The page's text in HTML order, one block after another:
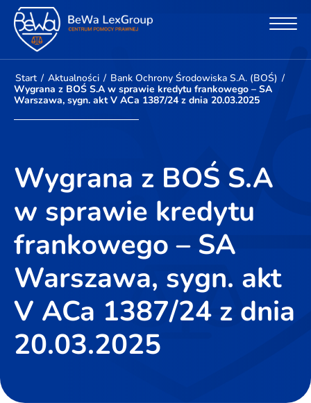
Start / Aktualności / Bank Ochrony Środowiska S.A. (BOŚ) /
Wygrana z BOŚ S.A w sprawie kredytu frankowego – SA
Warszawa, sygn. akt V ACa 1387/24 z dnia 20.03.2025
Wygrana z BOŚ S.A
w sprawie kredytu
frankowego – SA
Warszawa, sygn. akt
V ACa 1387/24 z dnia
20.03.2025